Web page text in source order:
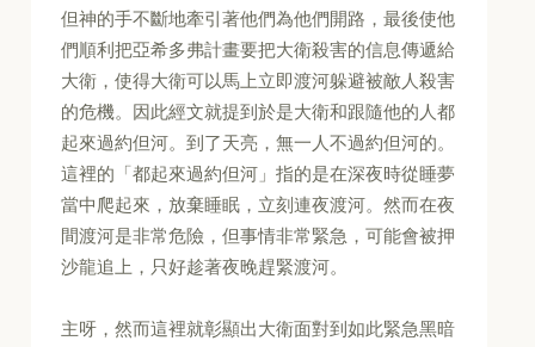
但神的手不斷地牽引著他們為他們開路，最後使他
們順利把亞希多弗計畫要把大衛殺害的信息傳遞給
大衛，使得大衛可以馬上立即渡河躲避被敵人殺害
的危機。因此經文就提到於是大衛和跟隨他的人都
起來過約但河。到了天亮，無一人不過約但河的。
這裡的「都起來過約但河」指的是在深夜時從睡夢
當中爬起來，放棄睡眠，立刻連夜渡河。然而在夜
間渡河是非常危險，但事情非常緊急，可能會被押
沙龍追上，只好趁著夜晚趕緊渡河。
主呀，然而這裡就彰顯出大衛面對到如此緊急黑暗